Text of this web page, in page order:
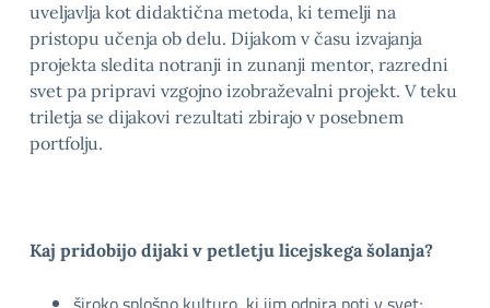
uveljavlja kot didaktična metoda, ki temelji na
pristopu učenja ob delu. Dijakom v času izvajanja
projekta sledita notranji in zunanji mentor, razredni
svet pa pripravi vzgojno izobraževalni projekt. V teku
triletja se dijakovi rezultati zbirajo v posebnem
portfolju.
Kaj pridobijo dijaki v petletju licejskega šolanja?